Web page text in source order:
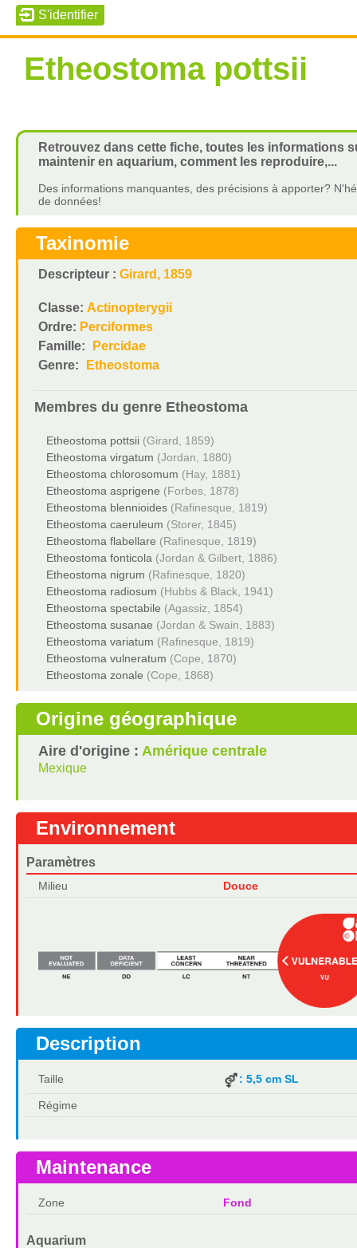
Etheostoma pottsii
Retrouvez dans cette fiche, toutes les informations
maintenir en aquarium, comment les reproduire,...
Des informations manquantes, des précisions à apporter?
de données!
Taxinomie
Descripteur : Girard, 1859
Classe: Actinopterygii
Ordre: Perciformes
Famille:
Percidae
Genre:
Etheostoma
Membres du genre Etheostoma
Etheostoma pottsii (Girard, 1859)
Etheostoma virgatum (Jordan, 1880)
Etheostoma chlorosomum (Hay, 1881)
Etheostoma asprigene (Forbes, 1878)
Etheostoma blennioides (Rafinesque, 1819)
Etheostoma caeruleum (Storer, 1845)
Etheostoma flabellare (Rafinesque, 1819)
Etheostoma fonticola (Jordan & Gilbert, 1886)
Etheostoma nigrum (Rafinesque, 1820)
Etheostoma radiosum (Hubbs & Black, 1941)
Etheostoma spectabile (Agassiz, 1854)
Etheostoma susanae (Jordan & Swain, 1883)
Etheostoma variatum (Rafinesque, 1819)
Etheostoma vulneratum (Cope, 1870)
Etheostoma zonale (Cope, 1868)
Origine géographique
Aire d'origine : Amérique centrale
Mexique
Environnement
Paramètres
Milieu Douce
Description
Taille : 5,5 cm SL
Régime
Maintenance
Zone Fond
Aquarium